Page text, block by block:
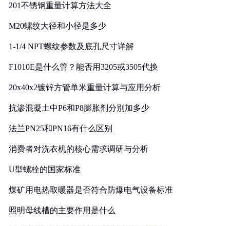
201不锈钢重量计算方法大全
M20螺纹大径和小径是多少
1-1/4 NPT螺纹参数及底孔尺寸详解
F1010E是什么管？能否用3205或3505代换
20x40x2镀锌方管单米重量计算与应用分析
抗渗混凝土中P6和P8膨胀剂分别加多少
法兰PN25和PN16有什么区别
消费者对洗衣机的核心需求调研与分析
U型螺栓的国家标准
煤矿用电热取暖器是否符合防爆电气设备标准
照明母线槽的主要作用是什么